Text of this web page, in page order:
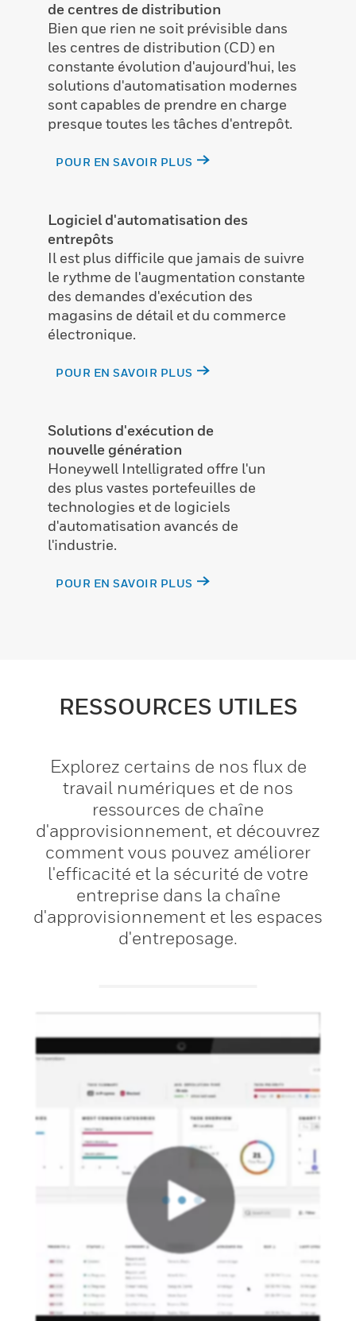
de centres de distribution
Bien que rien ne soit prévisible dans
les centres de distribution (CD) en
constante évolution d'aujourd'hui, les
solutions d'automatisation modernes
sont capables de prendre en charge
presque toutes les tâches d'entrepôt.
POUR EN SAVOIR PLUS
Logiciel d'automatisation des
entrepôts
Il est plus difficile que jamais de suivre
le rythme de l'augmentation constante
des demandes d'exécution des
magasins de détail et du commerce
électronique.
POUR EN SAVOIR PLUS
Solutions d'exécution de
nouvelle génération
Honeywell Intelligrated offre l'un
des plus vastes portefeuilles de
technologies et de logiciels
d'automatisation avancés de
l'industrie.
POUR EN SAVOIR PLUS
RESSOURCES UTILES
Explorez certains de nos flux de
travail numériques et de nos
ressources de chaîne
d'approvisionnement, et découvrez
comment vous pouvez améliorer
l'efficacité et la sécurité de votre
entreprise dans la chaîne
d'approvisionnement et les espaces
d'entreposage.